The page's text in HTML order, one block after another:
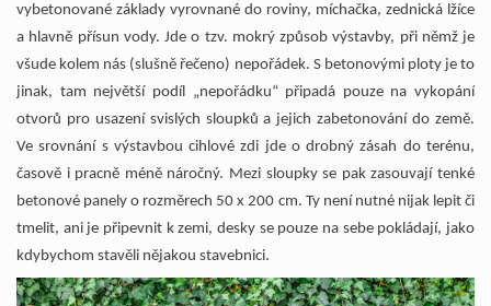
vybetonované základy vyrovnané do roviny, míchačka, zednická lžíce
a hlavně přísun vody. Jde o tzv. mokrý způsob výstavby, při němž je
všude kolem nás (slušně řečeno) nepořádek. S betonovými ploty je to
jinak, tam největší podíl „nepořádku“ připadá pouze na vykopání
otvorů pro usazení svislých sloupků a jejich zabetonování do země.
Ve srovnání s výstavbou cihlové zdi jde o drobný zásah do terénu,
časově i pracně méně náročný. Mezi sloupky se pak zasouvají tenké
betonové panely o rozměrech 50 x 200 cm. Ty není nutné nijak lepit či
tmelit, ani je připevnit k zemi, desky se pouze na sebe pokládají, jako
kdybychom stavěli nějakou stavebnici.